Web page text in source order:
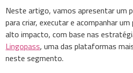
Neste artigo, vamos apresentar um
para criar, executar e acompanhar
alto impacto, com base nas
Lingopass, uma das plataformas
neste segmento.